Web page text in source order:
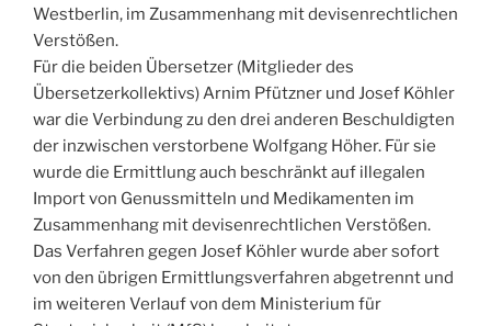
Westberlin, im Zusammenhang mit devisenrechtlichen
Verstößen.
Für die beiden Übersetzer (Mitglieder des
Übersetzerkollektivs) Arnim Pfützner und Josef Köhler
war die Verbindung zu den drei anderen Beschuldigten
der inzwischen verstorbene Wolfgang Höher. Für sie
wurde die Ermittlung auch beschränkt auf illegalen
Import von Genussmitteln und Medikamenten im
Zusammenhang mit devisenrechtlichen Verstößen.
Das Verfahren gegen Josef Köhler wurde aber sofort
von den übrigen Ermittlungsverfahren abgetrennt und
im weiteren Verlauf von dem Ministerium für